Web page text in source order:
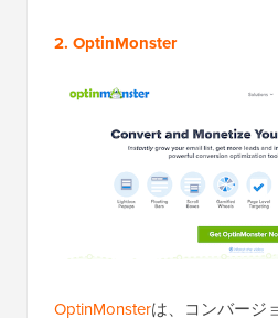
2. OptinMonster
OptinMonsterは、コンバージ